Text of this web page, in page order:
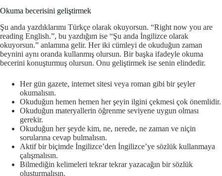
Okuma becerisini geliştirmek
Şu anda yazdıklarımı Türkçe olarak okuyorsun. “Right now you are
reading English.”, bu yazdığım ise “Şu anda İngilizce olarak
okuyorsun.” anlamına gelir. Her iki cümleyi de okuduğun zaman
beynini aynı oranda kullanmış olursun. Bir başka ifadeyle okuma
becerini konuşturmuş olursun. Onu geliştirmek ise senin elindedir.
Her gün gazete, internet sitesi veya roman gibi bir şeyler
okumalısın.
Okuduğun hemen hemen her şeyin ilgini çekmesi çok önemlidir.
Okuduğun materyallerin öğrenme seviyene uygun olması
gerekir.
Okuduğun her şeyde kim, ne, nerede, ne zaman ve niçin
sorularına cevap bulmalısın.
Aktif bir biçimde İngilizce’den İngilizce’ye sözlük kullanmaya
çalışmalısın.
Bilmediğin kelimeleri tekrar tekrar yazacağın bir sözlük
oluşturmalısın.